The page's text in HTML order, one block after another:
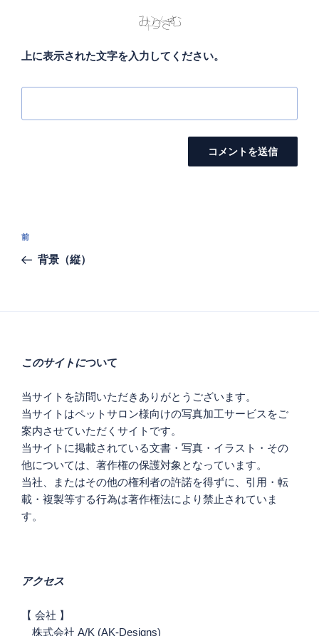
上に表示された文字を入力してください。
投
ナ
ゲ
ョ
ン
前
の
前
背景（縦）
このサイトについて
当サイトを訪問いただきありがとうございます。
当サイトはペットサロン様向けの写真加工サービスをご
案内させていただくサイトです。
当サイトに掲載されている文書・写真・イラスト・その
他については、著作権の保護対象となっています。
当社、またはその他の権利者の許諾を得ずに、引用・転
載・複製等する行為は著作権法により禁止されていま
す。
アクセス
【 会社 】
株式会社 A/K (AK-Designs)